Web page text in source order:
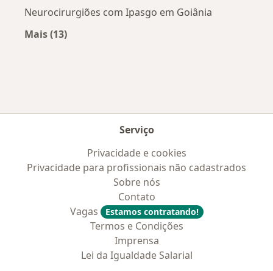
Neurocirurgiões com Ipasgo em Goiânia
Mais (13)
Serviço
Privacidade e cookies
Privacidade para profissionais não cadastrados
Sobre nós
Contato
Vagas
Estamos contratando!
Termos e Condições
Imprensa
Lei da Igualdade Salarial